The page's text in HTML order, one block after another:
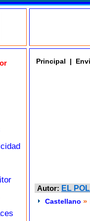
Principal |
Autor: EL
Castellano »